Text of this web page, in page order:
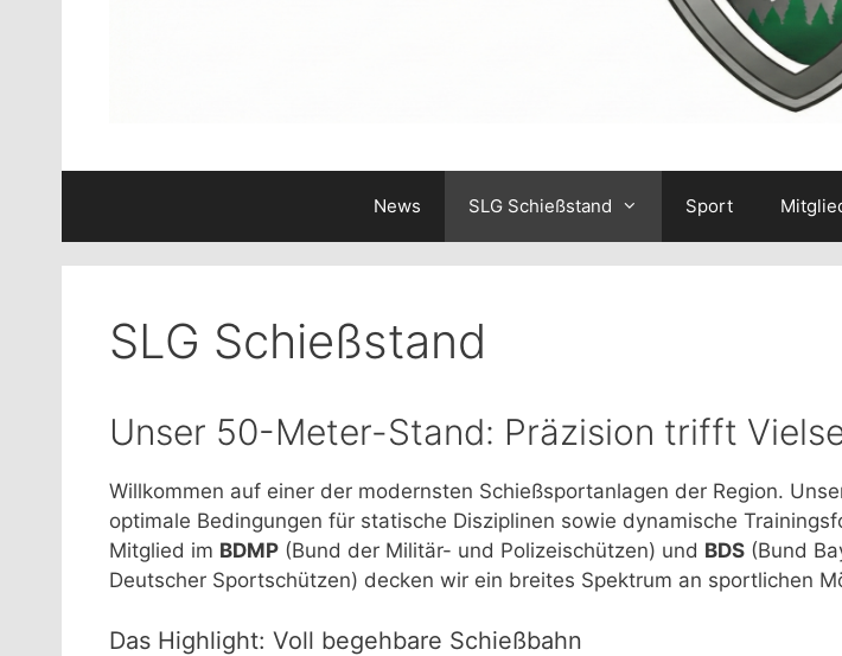
News SLG Schießstand Sport
SLG Schießstand
Unser 50-Meter-Stand: Präzision trifft
Willkommen auf einer der modernsten Schießsportanlagen der Region.
optimale Bedingungen für statische Disziplinen sowie dynamische
Mitglied im BDMP (Bund der Militär- und Polizeischützen) und BDS (Bund
Deutscher Sportschützen) decken wir ein breites Spektrum an sportlichen
Das Highlight: Voll begehbare Schießbahn